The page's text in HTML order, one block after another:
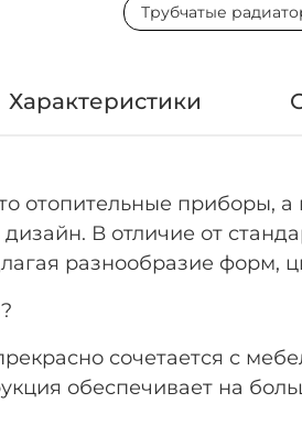
Трубчатые
Характеристики
отопительные приборы,
В отличие от
разнообразие форм,
сочетается с
обеспечивает на